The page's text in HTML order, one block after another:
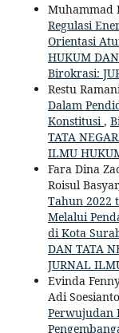
Muhammad
Regulasi
Orientasi
HUKUM
Birokrasi:
Restu
Dalam
Konstitusi ,
TATA
ILMU
Fara Dina
Roisul
Tahun 2022
Melalui
di Kota
DAN TATA
JURNAL
Evinda
Adi
Perwujudan